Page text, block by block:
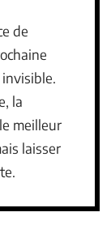
de
la
meilleur
laisser